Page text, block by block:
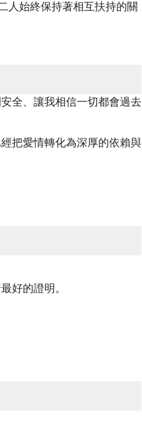
人始終保持著相互扶持的關
全、讓我相信一切都會過去
把愛情轉化為深厚的依賴與
好的證明。